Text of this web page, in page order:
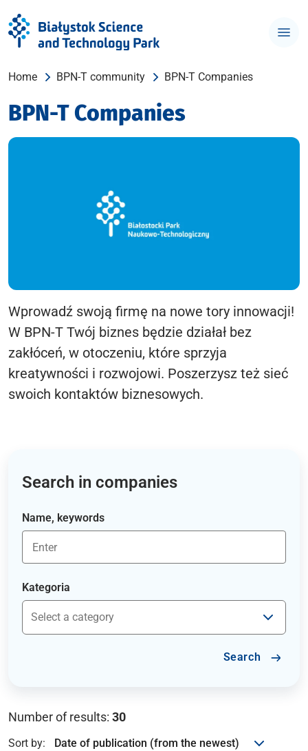
Home BPN-T community BPN-T Companies
BPN-T Companies
Wprowadź swoją firmę na nowe tory innowacji!
W BPN-T Twój biznes będzie działał bez
zakłóceń, w otoczeniu, które sprzyja
kreatywności i rozwojowi. Poszerzysz też sieć
swoich kontaktów biznesowych.
Search in companies
Name, keywords
Kategoria
Search
Number of results: 30
Sort by: